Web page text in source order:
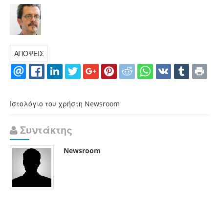
ΑΠΟΨΕΙΣ
Ιστολόγιο του χρήστη Newsroom
Συντάκτης
Newsroom